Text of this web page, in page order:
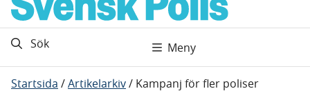
Sök Meny
Startsida /Artikelarkiv/ Kampanj för fler poliser